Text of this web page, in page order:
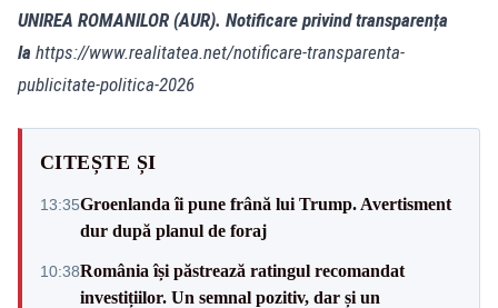
UNIREA ROMANILOR (AUR). Notificare privind transparența
la https://www.realitatea.net/notificare-transparenta-
publicitate-politica-2026
CITEȘTE ȘI
13:35Groenlanda îi pune frână lui Trump. Avertisment
dur după planul de foraj
10:38România își păstrează ratingul recomandat
investițiilor. Un semnal pozitiv, dar și un